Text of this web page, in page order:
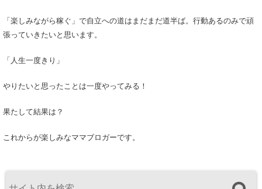
「楽しみながら稼ぐ」で自立への道はまだまだ道半ば。行動あるのみで頑
張っていきたいと思います。
「人生一度きり」
やりたいと思ったことは一度やってみる！
果たして結果は？
これからが楽しみなママブロガーです。